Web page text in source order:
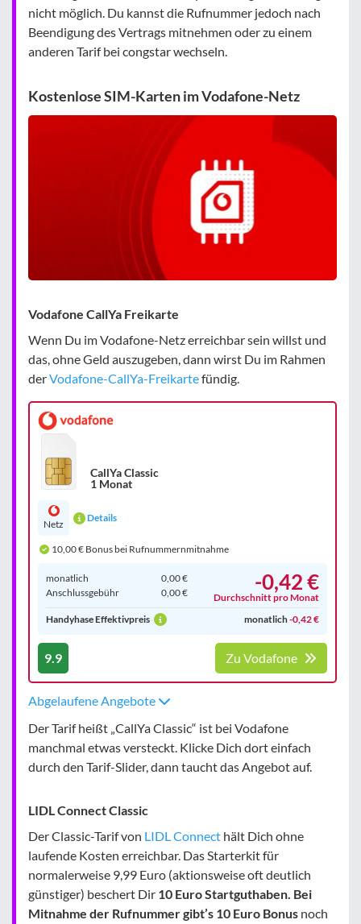
nicht möglich. Du kannst die Rufnummer jedoch nach
Beendigung des Vertrags mitnehmen oder zu einem
anderen Tarif bei congstar wechseln.
Kostenlose SIM-Karten im Vodafone-Netz
Vodafone CallYa Freikarte
Wenn Du im Vodafone-Netz erreichbar sein willst und
das, ohne Geld auszugeben, dann wirst Du im Rahmen
derVodafone-CallYa-Freikartefündig.
CallYa Classic
1 Monat
Netz
Details
10,00 € Bonus bei Rufnummernmitnahme
monatlich
0,00 €
Anschluss­gebühr
0,00 € -0,42 €
Durchschnitt pro Monat
Handyhase Effektivpreis
monatlich-0,42 €
9.9 Zu Vodafone
Abgelaufene Angebote
Der Tarif heißt „CallYa Classic“ ist bei Vodafone
manchmal etwas versteckt. Klicke Dich dort einfach
durch den Tarif-Slider, dann taucht das Angebot auf.
LIDL Connect Classic
Der Classic-Tarif von LIDL Connect hält Dich ohne
laufende Kosten erreichbar. Das Starterkit für
normalerweise 9,99 Euro (aktionsweise oft deutlich
günstiger) beschert Dir 10 Euro Startguthaben. Bei
Mitnahme der Rufnummer gibt’s 10 Euro Bonus noch